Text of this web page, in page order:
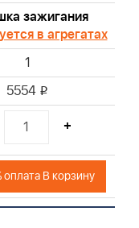
зажигания
в агрегатах
1
5554 i
+
оплата В корзину